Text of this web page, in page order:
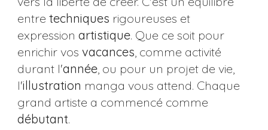
entre techniques rigoureuses et
expression artistique. Que ce soit pour
enrichir vos vacances, comme activité
durant l'année, ou pour un projet de vie,
l'illustration manga vous attend. Chaque
grand artiste a commencé comme
débutant.